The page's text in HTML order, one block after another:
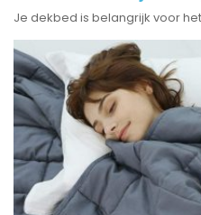
Je dekbed is belangrijk voor